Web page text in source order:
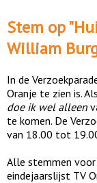
Stem op "
William
In de
Oranje te zien is.
doe ik wel alleen
te komen. De
van 18.00 tot
Alle stemmen
eindejaarslijst TV